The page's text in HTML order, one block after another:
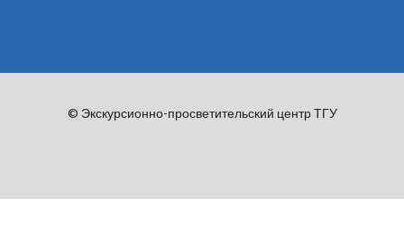
© Экскурсионно-просветительский центр ТГУ